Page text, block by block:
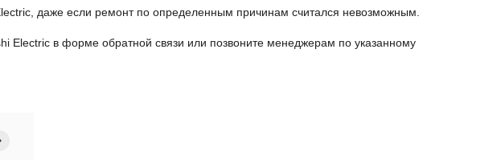
даже если ремонт по определенным причинам считался невозможным.
Electric в формe обратной связи или позвоните менеджерам по указанному